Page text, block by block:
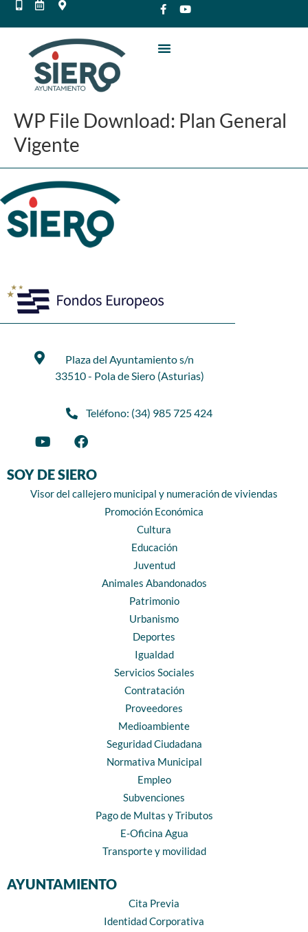
WP File Download: Plan General
Vigente
Plaza del Ayuntamiento s/n
33510 - Pola de Siero (Asturias)
Teléfono: (34) 985 725 424
SOY DE SIERO
Visor del callejero municipal y numeración de viviendas
Promoción Económica
Cultura
Educación
Juventud
Animales Abandonados
Patrimonio
Urbanismo
Deportes
Igualdad
Servicios Sociales
Contratación
Proveedores
Medioambiente
Seguridad Ciudadana
Normativa Municipal
Empleo
Subvenciones
Pago de Multas y Tributos
E-Oficina Agua
Transporte y movilidad
AYUNTAMIENTO
Cita Previa
Identidad Corporativa